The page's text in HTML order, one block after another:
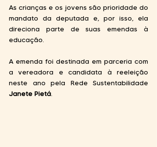
As crianças e os jovens são prioridade do
mandato da deputada e, por isso, ela
direciona parte de suas emendas à
educação.
A emenda foi destinada em parceria com
a vereadora e candidata à reeleição
Janete Pietá.